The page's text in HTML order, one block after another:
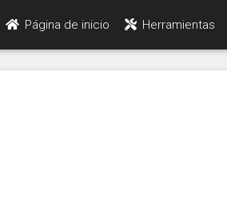
Página de inicio Herramientas